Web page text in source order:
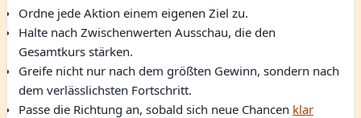
Ordne jede Aktion einem eigenen Ziel zu.
Halte nach Zwischenwerten Ausschau, die den
Gesamtkurs stärken.
Greife nicht nur nach dem größten Gewinn, sondern nach
dem verlässlichsten Fortschritt.
Passe die Richtung an, sobald sich neue Chancen klar